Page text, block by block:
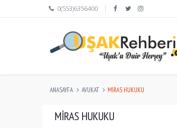
0(553)6356400
ANASAYFA AVUKAT MIRAS HUKUKU
MIRAS HUKUKU